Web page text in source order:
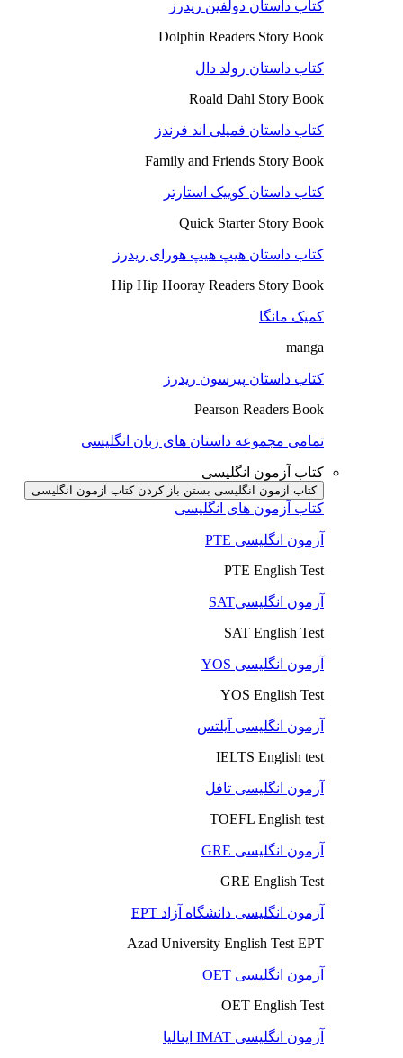
کتاب داستان دولفین ریدرز
Dolphin Readers Story Book
کتاب داستان رولد دال
Roald Dahl Story Book
کتاب داستان فمیلی اند فرندز
Family and Friends Story Book
کتاب داستان کوییک استارتر
Quick Starter Story Book
کتاب داستان هیپ هیپ هورای ریدرز
Hip Hip Hooray Readers Story Book
کمیک مانگا
manga
کتاب داستان پیرسون ریدرز
Pearson Readers Book
تمامی مجموعه داستان های زبان انگلیسی
کتاب آزمون انگلیسی
کتاب آزمون انگلیسی بستن باز کردن کتاب آزمون انگلیسی
کتاب آزمون های انگلیسی
آزمون انگلیسی PTE
PTE English Test
آزمون انگلیسیSAT
SAT English Test
آزمون انگلیسی YOS
YOS English Test
آزمون انگلیسی آیلتس
IELTS English test
آزمون انگلیسی تافل
TOEFL English test
آزمون انگلیسی GRE
GRE English Test
آزمون انگلیسی دانشگاه آزاد EPT
Azad University English Test EPT
آزمون انگلیسی OET
OET English Test
آزمون انگلیسی IMAT ایتالیا